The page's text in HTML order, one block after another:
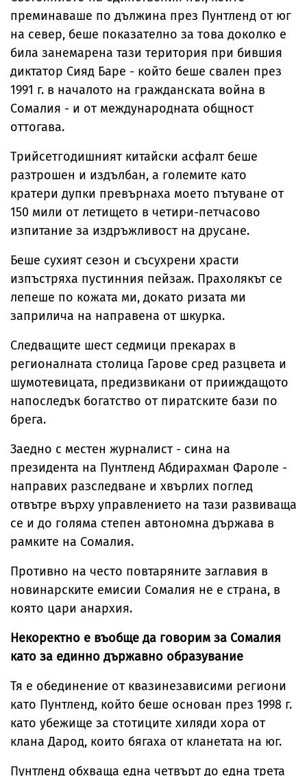
преминаваше по дължина през Пунтленд от юг
на север, беше показателно за това доколко е
била занемарена тази територия при бившия
диктатор Сияд Баре - който беше свален през
1991 г. в началото на гражданската война в
Сомалия - и от международната общност
оттогава.
Трийсетгодишният китайски асфалт беше
разтрошен и издълбан, а големите като
кратери дупки превърнаха моето пътуване от
150 мили от летището в четири-петчасово
изпитание за издръжливост на друсане.
Беше сухият сезон и съсухрени храсти
изпъстряха пустинния пейзаж. Прахолякът се
лепеше по кожата ми, докато ризата ми
заприлича на направена от шкурка.
Следващите шест седмици прекарах в
регионалната столица Гарове сред разцвета и
шумотевицата, предизвикани от прииждащото
напоследък богатство от пиратските бази по
брега.
Заедно с местен журналист - сина на
президента на Пунтленд Абдирахман Фароле -
направих разследване и хвърлих поглед
отвътре върху управлението на тази развиваща
се и до голяма степен автономна държава в
рамките на Сомалия.
Противно на често повтаряните заглавия в
новинарските емисии Сомалия не е страна, в
която цари анархия.
Некоректно е въобще да говорим за Сомалия
като за единно държавно образувание
Тя е обединение от квазинезависими региони
като Пунтленд, който беше основан през 1998 г.
като убежище за стотиците хиляди хора от
клана Дарод, които бягаха от кланетата на юг.
Пунтленд обхваща една четвърт до една трета